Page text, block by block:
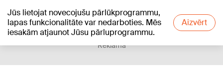
Jūs lietojat novecojušu pārlūkprogrammu,
lapas funkcionalitāte var nedarboties. Mēs
iesakām atjaunot Jūsu pārluprogrammu.
Aizvērt
+25°C
Reklāma